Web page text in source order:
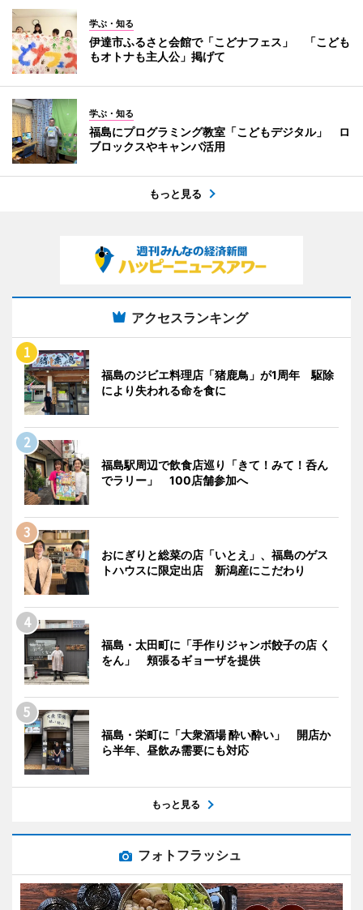
学ぶ・知る
伊達市ふるさと会館で「こどナフェス」 「こども
もオトナも主人公」掲げて
学ぶ・知る
福島にプログラミング教室「こどもデジタル」 ロ
ブロックスやキャンバ活用
もっと見る
アクセスランキング
福島のジビエ料理店「猪鹿鳥」が1周年 駆除
により失われる命を食に
福島駅周辺で飲食店巡り「きて！みて！呑ん
でラリー」 100店舗参加へ
おにぎりと総菜の店「いとえ」、福島のゲス
トハウスに限定出店 新潟産にこだわり
福島・太田町に「手作りジャンボ餃子の店 く
をん」 頬張るギョーザを提供
福島・栄町に「大衆酒場 酔い酔い」 開店か
ら半年、昼飲み需要にも対応
もっと見る
フォトフラッシュ